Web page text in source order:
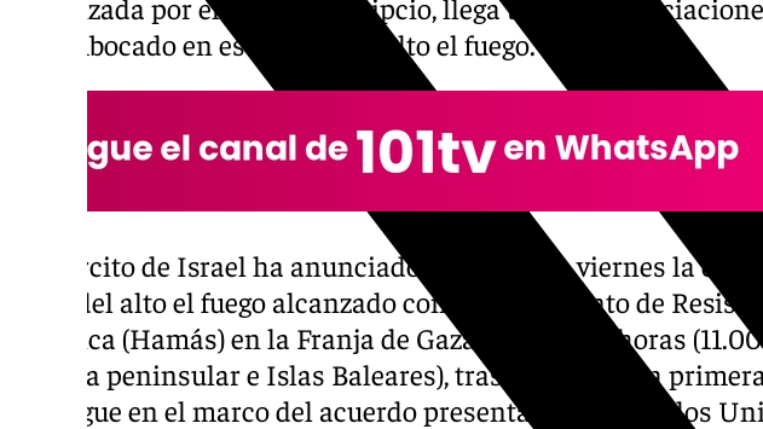
desembocado en este pacto de alto el fuego.
El Ejército de Israel ha anunciado este pasado viernes la
vigor del alto el fuego alcanzado con el Movimiento de
Islámica (Hamás) en la Franja de Gaza a las 12.00 horas (11.00
España peninsular e Islas Baleares), tras completar la primera
repliegue en el marco del acuerdo presentado por Estados